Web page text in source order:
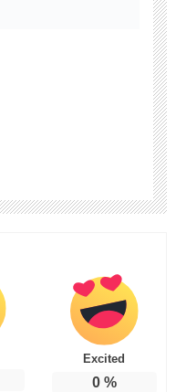
Excited
0%